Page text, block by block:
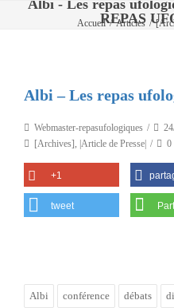
Albi - Les repas
REPAS
Accueil / Articles /
Albi – Les repas
Webmaster-repasufologiques
[Archives], |Article de Presse| 0
+1
tweet
Albi conférence débats